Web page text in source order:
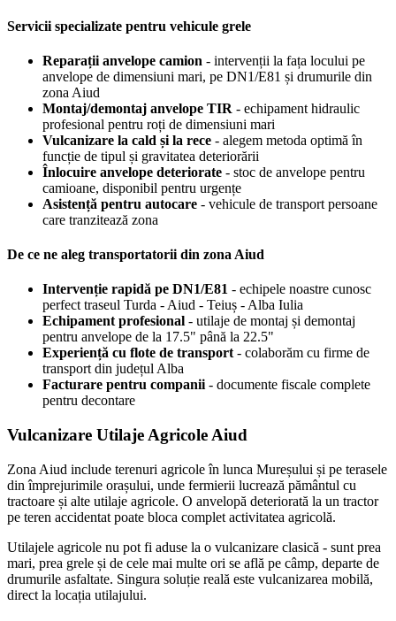
Servicii specializate pentru vehicule grele
Reparații anvelope camion - intervenții la fața locului pe
anvelope de dimensiuni mari, pe DN1/E81 și drumurile din
zona Aiud
Montaj/demontaj anvelope TIR - echipament hidraulic
profesional pentru roți de dimensiuni mari
Vulcanizare la cald și la rece - alegem metoda optimă în
funcție de tipul și gravitatea deteriorării
Înlocuire anvelope deteriorate - stoc de anvelope pentru
camioane, disponibil pentru urgențe
Asistență pentru autocare - vehicule de transport persoane
care tranzitează zona
De ce ne aleg transportatorii din zona Aiud
Intervenție rapidă pe DN1/E81 - echipele noastre cunosc
perfect traseul Turda - Aiud - Teiuș - Alba Iulia
Echipament profesional - utilaje de montaj și demontaj
pentru anvelope de la 17.5" până la 22.5"
Experiență cu flote de transport- colaborăm cu firme de
transport din județul Alba
Facturare pentru companii- documente fiscale complete
pentru decontare
Vulcanizare Utilaje Agricole Aiud
Zona Aiud include terenuri agricole în lunca Mureșului și pe terasele
din împrejurimile orașului, unde fermierii lucrează pământul cu
tractoare și alte utilaje agricole. O anvelopă deteriorată la un tractor
pe teren accidentat poate bloca complet activitatea agricolă.
Utilajele agricole nu pot fi aduse la o vulcanizare clasică - sunt prea
mari, prea grele și de cele mai multe ori se află pe câmp, departe de
drumurile asfaltate. Singura soluție reală este vulcanizarea mobilă,
direct la locația utilajului.